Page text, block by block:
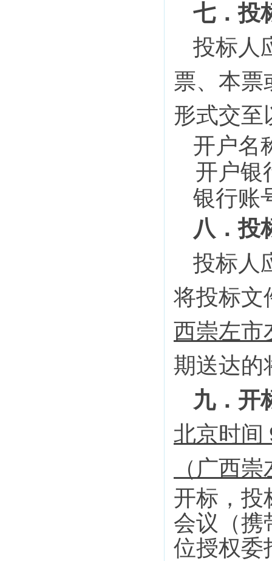
七．投
投标人
票、本票
形式交至
开户名
开户银
银行账
八．投
投标人
将投标文
西崇左市
期送达的
九． 开
北京时间
（ 广西崇
开标，投
会议（携
位授权委